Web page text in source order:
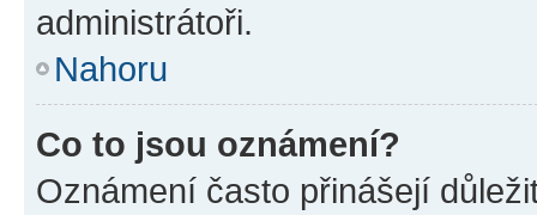
administrátoři.
Nahoru
Co to jsou oznámení?
Oznámení často přinášejí